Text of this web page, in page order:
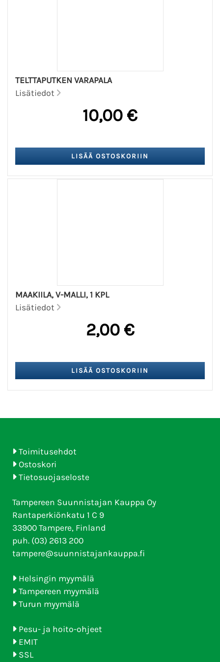
TELTTAPUTKEN VARAPALA
Lisätiedot
10,00 €
MAAKIILA, V-MALLI, 1 KPL
Lisätiedot
2,00 €
Toimitusehdot
Ostoskori
Tietosuojaseloste
Tampereen Suunnistajan Kauppa Oy
Rantaperkiönkatu 1 C 9
33900 Tampere, Finland
puh. (03) 2613 200
tampere@suunnistajankauppa.fi
Helsingin myymälä
Tampereen myymälä
Turun myymälä
Pesu- ja hoito-ohjeet
EMIT
SSL